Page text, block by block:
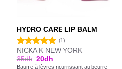
HYDRO CARE LIP BALM
Note5.00
sur 5
(1)
NICKA K NEW YORK
35dh 20dh
Baume à lèvres nourrissant au beurre